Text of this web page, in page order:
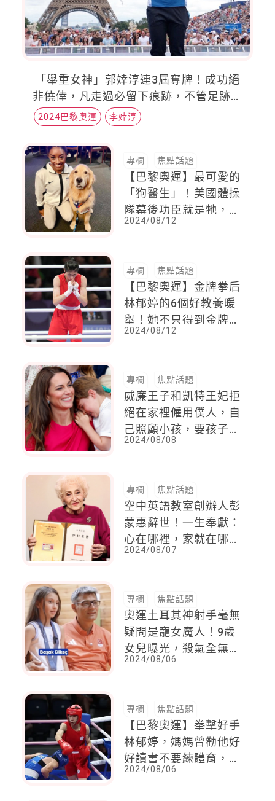
「舉重女神」郭婞淳連3屆奪牌！成功絕
非僥倖，凡走過必留下痕跡，不管足跡有
多小！
2024巴黎奧運 李婞淳
專欄 焦點話題
【巴黎奧運】最可愛的
「狗醫生」！美國體操
隊幕後功臣就是牠，每
個人都想得到牠愛的抱
2024/08/12
專欄 焦點話題
【巴黎奧運】金牌拳后
林郁婷的6個好教養暖
舉！她不只得到金牌，
更贏得世界的尊重
2024/08/12
專欄 焦點話題
威廉王子和凱特王妃拒
絕在家裡僱用僕人，自
己照顧小孩，要孩子都
會做家事
2024/08/08
專欄 焦點話題
空中英語教室創辦人彭
蒙惠辭世！一生奉獻：
心在哪裡，家就在哪
裡，而我的心在這，台
2024/08/07
專欄 焦點話題
奧運土耳其神射手毫無
疑問是寵女魔人！9歲
女兒曝光，殺氣全無秒
變慈父：世界上最重要
2024/08/06
專欄 焦點話題
【巴黎奧運】拳擊好手
林郁婷，媽媽曾勸他好
好讀書不要練體育，帶
你了解他如何練出強大
2024/08/06